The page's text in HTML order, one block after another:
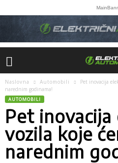
Naslovna Automobili
Pet inovacija
narednim godinama!
AUTOMOBILI
Pet
vozila koje
narednim